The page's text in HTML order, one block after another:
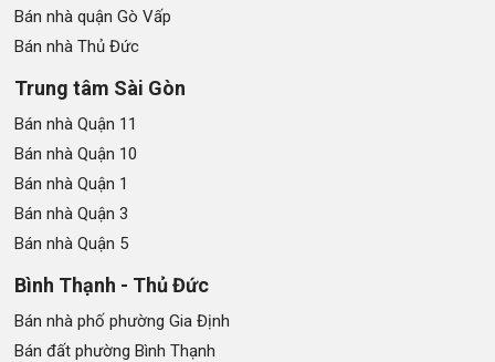
Bán nhà quận Gò Vấp
Bán nhà Thủ Đức
Trung tâm Sài Gòn
Bán nhà Quận 11
Bán nhà Quận 10
Bán nhà Quận 1
Bán nhà Quận 3
Bán nhà Quận 5
Bình Thạnh - Thủ Đức
Bán nhà phố phường Gia Định
Bán đất phường Bình Thạnh